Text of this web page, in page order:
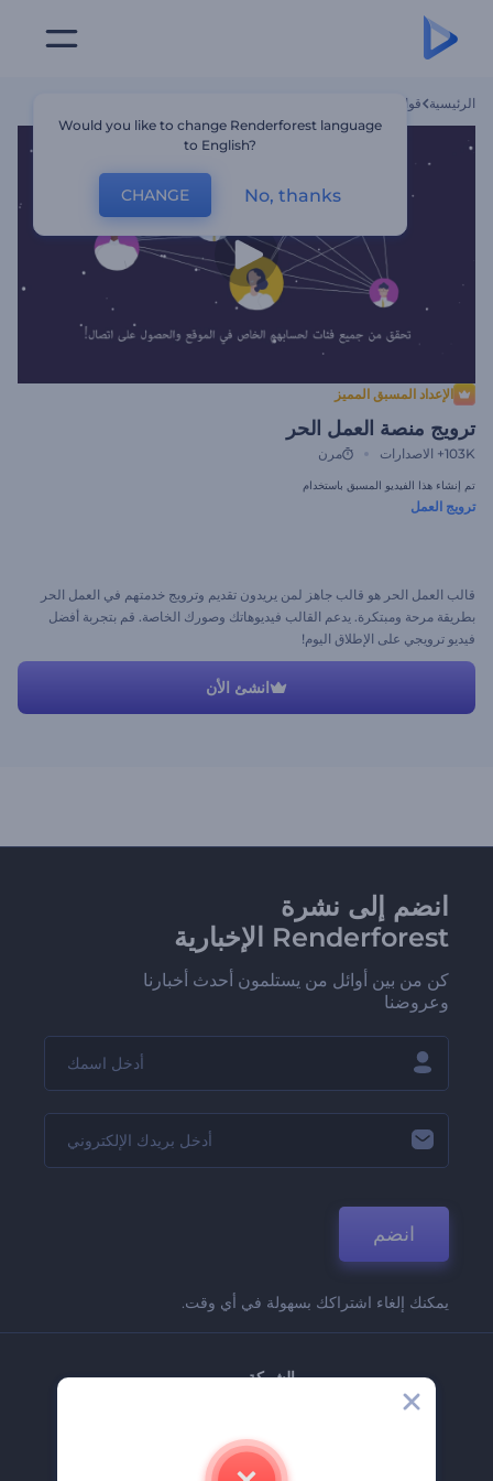
الرئيسية قوالب
الإعداد المسبق المميز
ترويج منصة العمل الحر
103K+ الاصدارات مرن
تم إنشاء هذا الفيديو المسبق باستخدام
ترويج العمل
قالب العمل الحر هو قالب جاهز لمن يريدون تقديم وترويج خدمتهم في العمل الحر
بطريقة مرحة ومبتكرة. يدعم القالب فيديوهاتك وصورك الخاصة. قم بتجربة أفضل
فيديو ترويجي على الإطلاق اليوم!
انشئ الأن
انضم إلى نشرة
Renderforest الإخبارية
كن من بين أوائل من يستلمون أحدث أخبارنا
وعروضنا
انضم
يمكنك إلغاء اشتراكك بسهولة في أي وقت.
الشركة
اتصل بنا
Would you like to change Renderforest language
to English?
CHANGE No, thanks